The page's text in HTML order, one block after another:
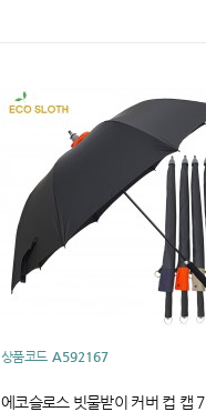
상품코드 A592167
에코슬로스 빗물받이 커버 컵 캡